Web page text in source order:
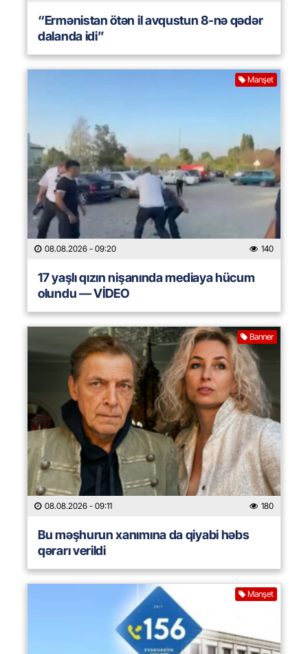
“Ermənistan ötən il avqustun 8-nə qədər
dalanda idi”
Manşet
08.08.2026 - 09:20 140
17 yaşlı qızın nişanında mediaya hücum
olundu — VİDEO
Banner
08.08.2026 - 09:11 180
Bu məşhurun xanımına da qiyabi həbs
qərarı verildi
Manşet